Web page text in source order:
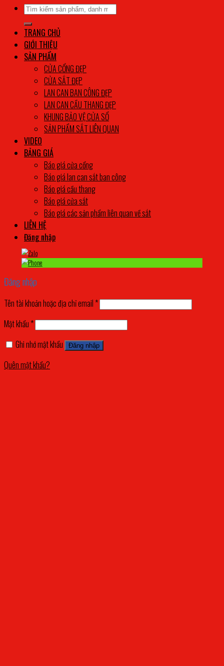
Tìm
kiếm:
TRANG CHỦ
GIỚI THIỆU
SẢN PHẨM
CỬA CỔNG ĐẸP
CỬA SẮT ĐẸP
LAN CAN BAN CÔNG ĐẸP
LAN CAN CẦU THANG ĐẸP
KHUNG BẢO VỆ CỬA SỔ
SẢN PHẨM SẮT LIÊN QUAN
VIDEO
BẢNG GIÁ
Báo giá cửa cổng
Báo giá lan can sắt ban công
Báo giá cầu thang
Báo giá cửa sắt
Báo giá các sản phẩm liên quan về sắt
LIÊN HỆ
Đăng nhập
Đăng nhập
Tên tài khoản hoặc địa chỉ email *
Mật khẩu *
Ghi nhớ mật khẩu
Đăng nhập
Quên mật khẩu?